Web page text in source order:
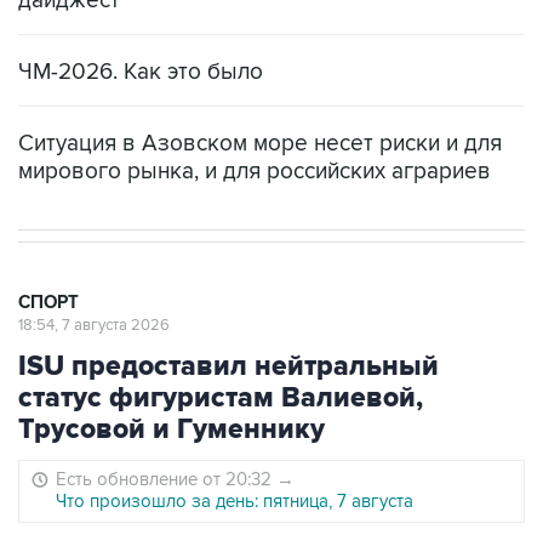
ЧМ-2026. Как это было
Ситуация в Азовском море несет риски и для
мирового рынка, и для российских аграриев
СПОРТ
18:54, 7 августа 2026
ISU предоставил нейтральный
статус фигуристам Валиевой,
Трусовой и Гуменнику
Есть обновление от 20:32 →
Что произошло за день: пятница, 7 августа